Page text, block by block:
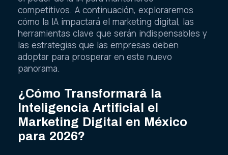
competitivos. A continuación, exploraremos
cómo la IA impactará el marketing digital, las
herramientas clave que serán indispensables y
las estrategias que las empresas deben
adoptar para prosperar en este nuevo
panorama.
¿Cómo Transformará la
Inteligencia Artificial el
Marketing Digital en México
para 2026?